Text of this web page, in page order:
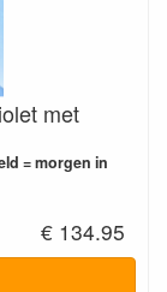
met
= morgen in
€ 134.95